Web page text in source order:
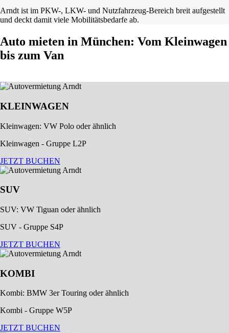
Arndt ist im PKW-, LKW- und Nutzfahrzeug-Bereich breit aufgestellt
und deckt damit viele Mobilitätsbedarfe ab.
Auto mieten in München: Vom Kleinwagen
bis zum Van
KLEINWAGEN
Kleinwagen: VW Polo oder ähnlich
Kleinwagen - Gruppe L2P
JETZT BUCHEN
SUV
SUV: VW Tiguan oder ähnlich
SUV - Gruppe S4P
JETZT BUCHEN
KOMBI
Kombi: BMW 3er Touring oder ähnlich
Kombi - Gruppe W5P
JETZT BUCHEN